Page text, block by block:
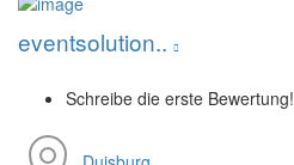
eventsolution..
Schreibe die erste Bewertung!